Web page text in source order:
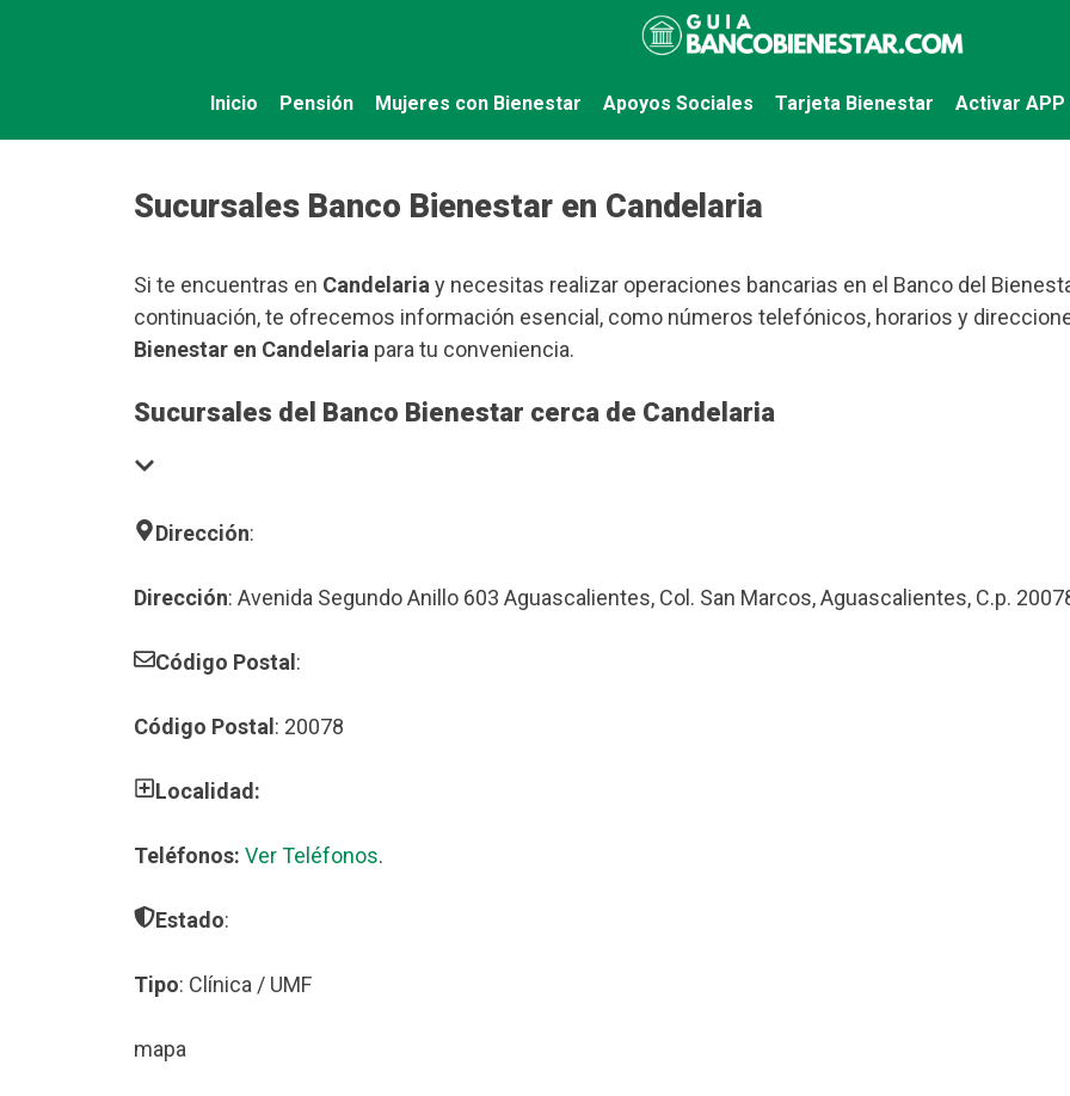
Inicio Pensión Mujeres con Bienestar Apoyos Sociales Tarjeta Bienestar Activar APP
Sucursales Banco Bienestar en Candelaria
Si te encuentras en Candelaria y necesitas realizar operaciones bancarias en el Banco del
continuación, te ofrecemos información esencial, como números telefónicos, horarios y
Bienestar en Candelaria para tu conveniencia.
Sucursales del Banco Bienestar cerca de Candelaria
Dirección:
Dirección: Avenida Segundo Anillo 603 Aguascalientes, Col. San Marcos, Aguascalientes, C.p.
Código Postal :
Código Postal : 20078
Localidad:
Teléfonos: Ver Teléfonos.
Estado:
Tipo: Clínica / UMF
mapa